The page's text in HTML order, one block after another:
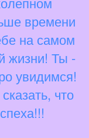
времени
на самом
жизни! Ты -
увидимся!
что